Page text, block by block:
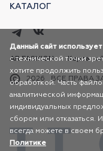
КАТАЛОГ
2026 ВСЕ ПРАВА
AR FASHION Карта
Данный сайт
с технической точки
хотите продолжить
обработкой. Часть
аналитической
индивидуальных
сбором или отказаться.
всегда можете в своем
Политике